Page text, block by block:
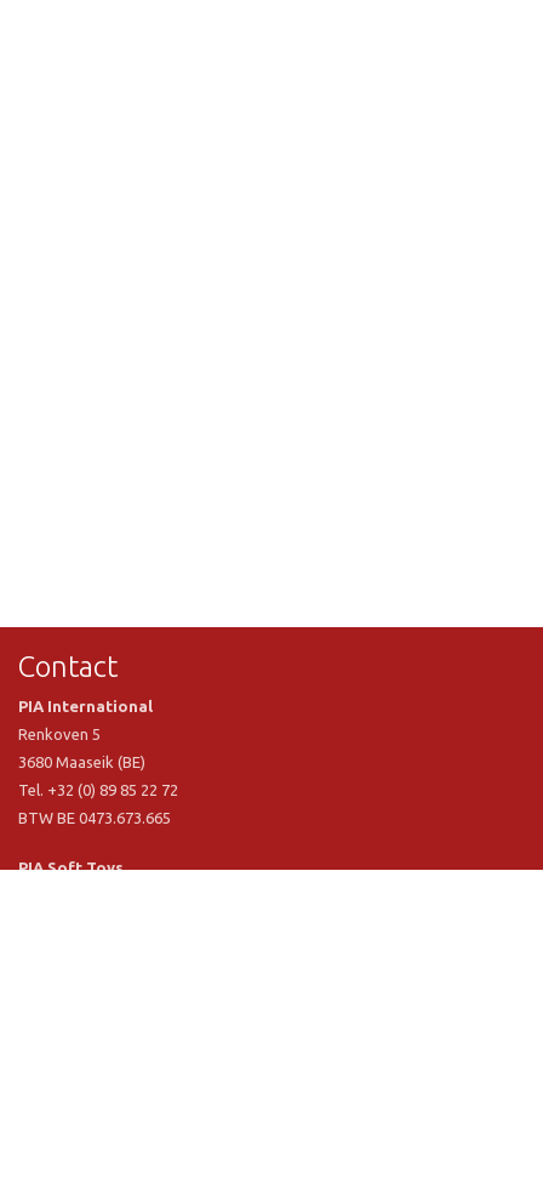
Contact
PIA International
Renkoven 5
3680 Maaseik (BE)
Tel. +32 (0) 89 85 22 72
BTW BE 0473.673.665
PIA Soft Toys